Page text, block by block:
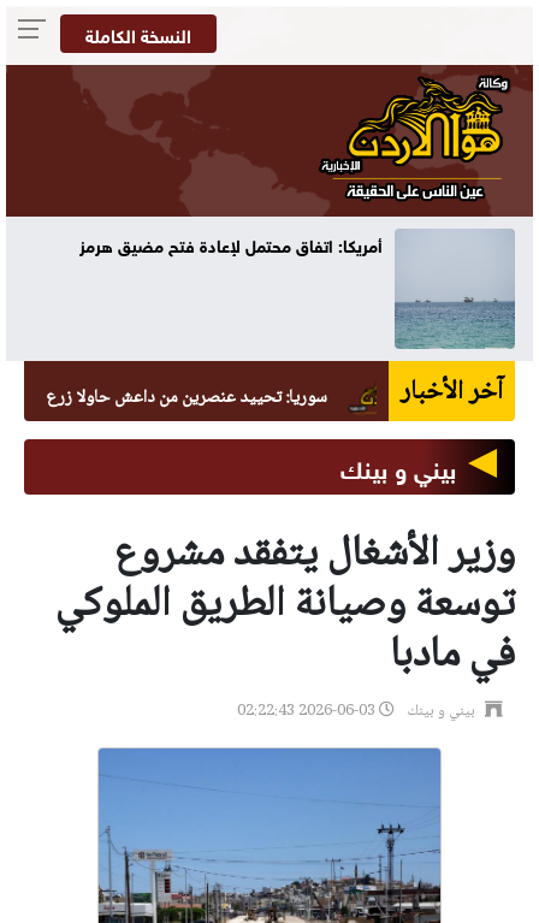
النسخة الكاملة
أمريكا: اتفاق محتمل لإعادة فتح مضيق هرمز
آخر الأخبار سوريا: تحييد عنصرين من داعش حاولا زرع عبوة في
بيني و بينك
وزير الأشغال يتفقد مشروع
توسعة وصيانة الطريق الملوكي
في مادبا
بيني و بينك